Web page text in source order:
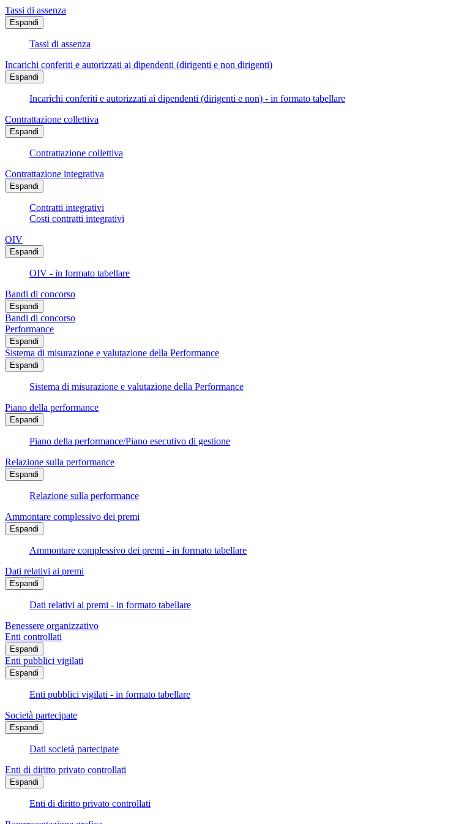
Tassi di assenza
Espandi
Tassi di assenza
Incarichi conferiti e autorizzati ai dipendenti (dirigenti e non dirigenti)
Espandi
Incarichi conferiti e autorizzati ai dipendenti (dirigenti e non) - in formato tabellare
Contrattazione collettiva
Espandi
Contrattazione collettiva
Contrattazione integrativa
Espandi
Contratti integrativi
Costi contratti integrativi
OIV
Espandi
OIV - in formato tabellare
Bandi di concorso
Espandi
Bandi di concorso
Performance
Espandi
Sistema di misurazione e valutazione della Performance
Espandi
Sistema di misurazione e valutazione della Performance
Piano della performance
Espandi
Piano della performance/Piano esecutivo di gestione
Relazione sulla performance
Espandi
Relazione sulla performance
Ammontare complessivo dei premi
Espandi
Ammontare complessivo dei premi - in formato tabellare
Dati relativi ai premi
Espandi
Dati relativi ai premi - in formato tabellare
Benessere organizzativo
Enti controllati
Espandi
Enti pubblici vigilati
Espandi
Enti pubblici vigilati - in formato tabellare
Società partecipate
Espandi
Dati società partecipate
Enti di diritto privato controllati
Espandi
Enti di diritto privato controllati